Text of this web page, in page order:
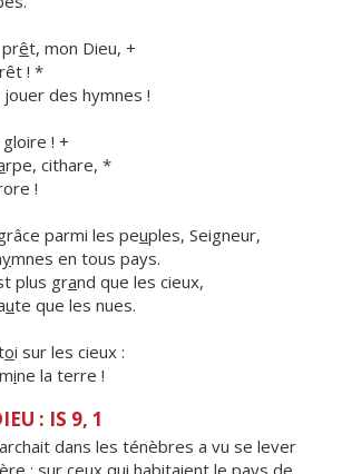
êt, mon Dieu, +
! *
jouer des hymnes !
! +
rpe, cithare, *
!
parmi les peuples, Seigneur,
ymnes en tous pays.
plus grand que les cieux,
ute que les nues.
oi sur les cieux :
ine la terre !
: IS 9, 1
dans les ténèbres a vu se lever
; sur ceux qui habitaient le pays de